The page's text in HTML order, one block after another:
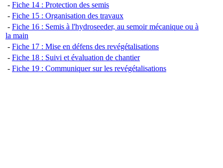
- Fiche 14 : Protection des semis
- Fiche 15 : Organisation des travaux
- Fiche 16 : Semis à l'hydroseeder, au semoir mécanique ou à
la main
- Fiche 17 : Mise en défens des revégétalisations
- Fiche 18 : Suivi et évaluation de chantier
- Fiche 19 : Communiquer sur les revégétalisations